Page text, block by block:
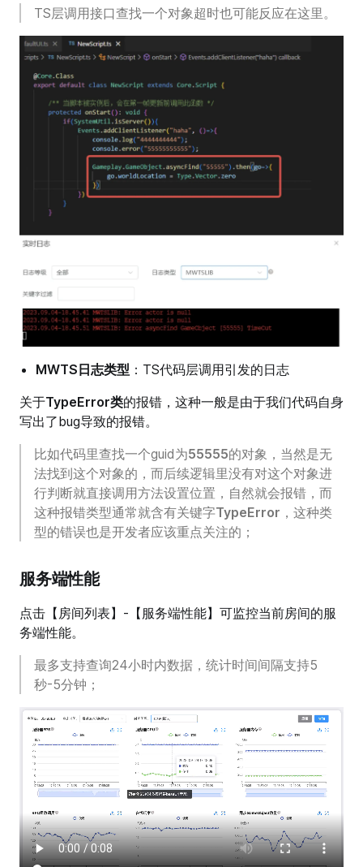
TS层调用接口查找一个对象超时也可能反应在这里。
MWTS日志类型 ：TS代码层调用引发的日志
关于TypeError类的报错，这种一般是由于我们代码自身
写出了bug导致的报错。
比如代码里查找一个guid为55555的对象，当然是无
法找到这个对象的，而后续逻辑里没有对这个对象进
行判断就直接调用方法设置位置，自然就会报错，而
这种报错类型通常就含有关键字TypeError ，这种类
型的错误也是开发者应该重点关注的；
服务端性能
点击【房间列表】-【服务端性能】可监控当前房间的服
务端性能。
最多支持查询24小时内数据，统计时间间隔支持5
秒-5分钟；